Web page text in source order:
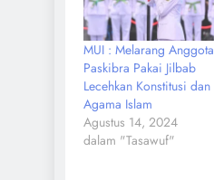
MUI : Melarang Anggota
Paskibra Pakai Jilbab
Lecehkan Konstitusi dan
Agama Islam
Agustus 14, 2024
dalam "Tasawuf"